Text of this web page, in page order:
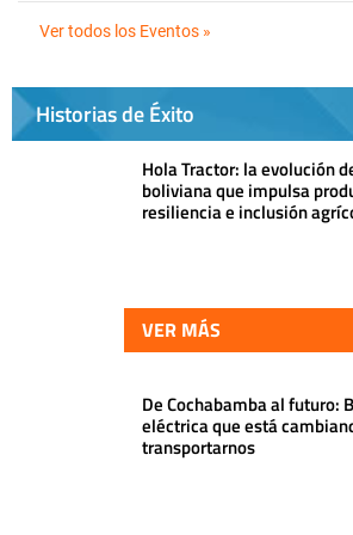
Ver todos los Eventos »
Historias de Éxito
Hola Tractor: la evolución
boliviana que impulsa
resiliencia e inclusión
VER MÁS
De Cochabamba al futuro:
eléctrica que está
transportarnos